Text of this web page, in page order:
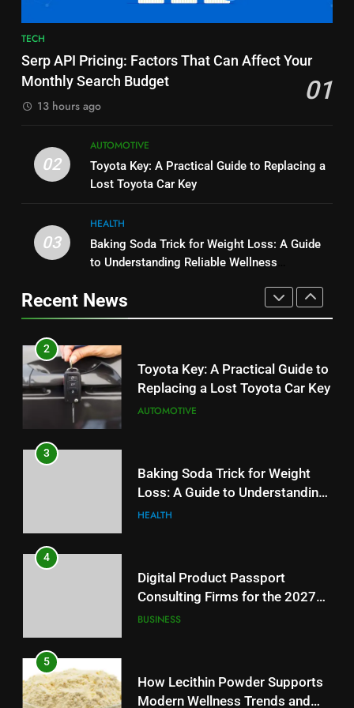
8
Performance, Convenience, and
User Experience
BUSINESS
Serp API Pricing: Factors That
Can Affect Your Monthly Search
Budget
TECH
2
Toyota Key: A Practical Guide to
3
Loss: A Guide to Understanding
Reliable Wellness Information
4
Consulting Firms for the 2027
Battery Mandate
5
Modern Wellness Trends and
Balanced Nutrition
6
Instagram Account Purchase
TECH
Serp API Pricing: Factors That Can Affect Your
Monthly Search Budget
01
13 hours ago
02
AUTOMOTIVE
Toyota Key: A Practical Guide to Replacing a
Lost Toyota Car Key
03
HEALTH
Baking Soda Trick for Weight Loss: A Guide
to Understanding Reliable Wellness
Recent News
7
Alibarbar vs Other Vape Brands:
Which One Is Worth Buying?
JNR Vape: A Detailed Look at
Performance, Convenience, and
1
Serp API Pricing: Factors That
Can Affect Your Monthly Search
2
Toyota Key: A Practical Guide to
Replacing a Lost Toyota Car Key
AUTOMOTIVE
3
Baking Soda Trick for Weight
Loss: A Guide to Understanding
Reliable Wellness Information
HEALTH
4
Digital Product Passport
Consulting Firms for the 2027
Battery Mandate
BUSINESS
5
How Lecithin Powder Supports
Modern Wellness Trends and